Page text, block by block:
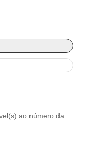
ao número da